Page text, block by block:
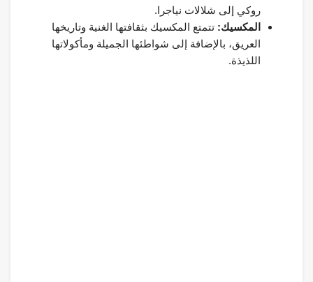
روكي إلى شلالات نياجرا.
المكسيك: تتمتع المكسيك بثقافتها الغنية وتاريخها
العريق، بالإضافة إلى شواطئها الجميلة ومأكولاتها
اللذيذة.